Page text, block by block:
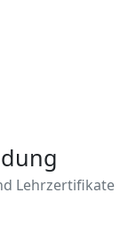
Lehrzertifikate